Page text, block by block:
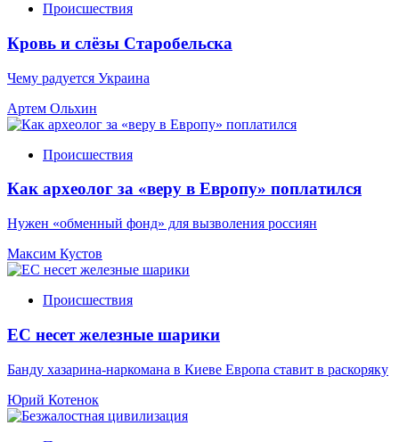
Происшествия
Кровь и слёзы Старобельска
Чему радуется Украина
Артем Ольхин
Происшествия
Как археолог за «веру в Европу» поплатился
Нужен «обменный фонд» для вызволения россиян
Максим Кустов
Происшествия
ЕС несет железные шарики
Банду хазарина-наркомана в Киеве Европа ставит в раскоряку
Юрий Котенок